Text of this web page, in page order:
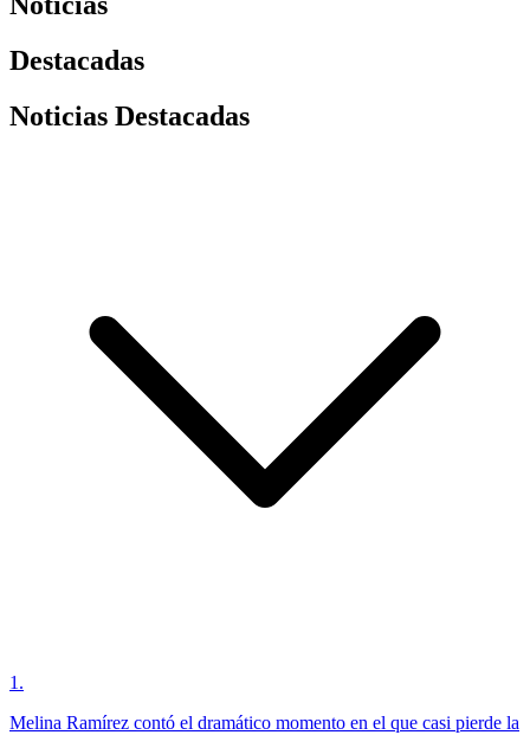
Destacadas
Noticias Destacadas
1 .
Melina Ramírez contó el dramático momento en el que casi pierde la